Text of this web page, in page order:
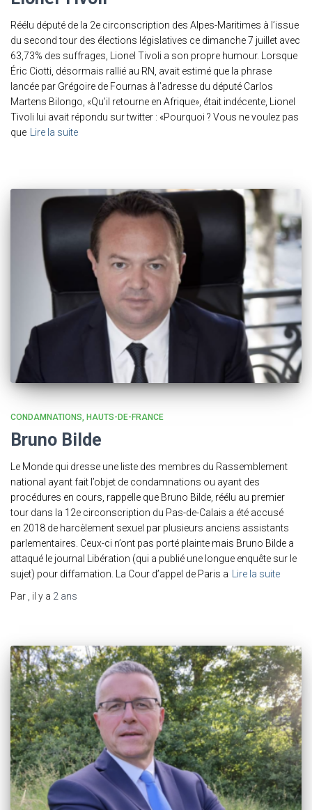
Réélu député de la 2e circonscription des Alpes-Maritimes à l’issue
du second tour des élections législatives ce dimanche 7 juillet avec
63,73% des suffrages, Lionel Tivoli a son propre humour. Lorsque
Éric Ciotti, désormais rallié au RN, avait estimé que la phrase
lancée par Grégoire de Fournas à l’adresse du député Carlos
Martens Bilongo, «Qu’il retourne en Afrique», était indécente, Lionel
Tivoli lui avait répondu sur twitter : «Pourquoi ? Vous ne voulez pas
que
Lire la suite
CONDAMNATIONS HAUTS-DE-FRANCE
Bruno Bilde
Le Monde qui dresse une liste des membres du Rassemblement
national ayant fait l’objet de condamnations ou ayant des
procédures en cours, rappelle que Bruno Bilde, réélu au premier
tour dans la 12e circonscription du Pas-de-Calais a été accusé
en 2018 de harcèlement sexuel par plusieurs anciens assistants
parlementaires. Ceux-ci n’ont pas porté plainte mais Bruno Bilde a
attaqué le journal Libération (qui a publié une longue enquête sur le
sujet) pour diffamation. La Cour d’appel de Paris a
Lire la suite
Par
, il y a 2 ans